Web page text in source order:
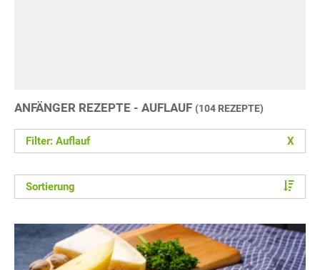
ANFÄNGER REZEPTE - AUFLAUF (104 REZEPTE)
Filter: Auflauf X
Sortierung